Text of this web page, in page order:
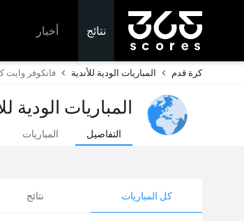
نتائج أخبار
كرة قدم المباريات الودية للأندية فانكوفر وايت
المباريات الودية
التفاصيل المباريات
كل المباريات نتائج